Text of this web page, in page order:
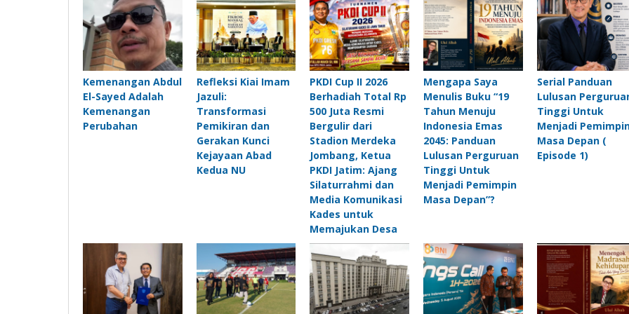
Kemenangan Abdul
El-Sayed Adalah
Kemenangan
Perubahan
Refleksi Kiai Imam
Jazuli:
Transformasi
Pemikiran dan
Gerakan Kunci
Kejayaan Abad
Kedua NU
PKDI Cup II 2026
Berhadiah Total Rp
500 Juta Resmi
Bergulir dari
Stadion Merdeka
Jombang, Ketua
PKDI Jatim: Ajang
Silaturrahmi dan
Media Komunikasi
Kades untuk
Memajukan Desa
Mengapa Saya
Menulis Buku “19
Tahun Menuju
Indonesia Emas
2045: Panduan
Lulusan Perguruan
Tinggi Untuk
Menjadi Pemimpin
Masa Depan”?
Serial Panduan
Lulusan
Tinggi Untuk
Menjadi
Masa Depan (
Episode 1)